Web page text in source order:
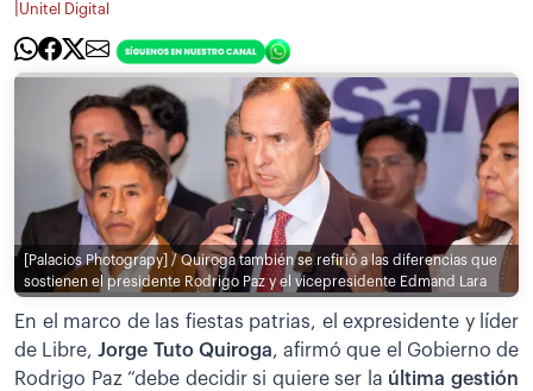
Unitel Digital
[Palacios Photograpy] / Quiroga también se refirió a las diferencias que
sostienen el presidente Rodrigo Paz y el vicepresidente Edmand Lara
En el marco de las fiestas patrias, el expresidente y líder
de Libre,Jorge Tuto Quiroga, afirmó que el Gobierno de
Rodrigo Paz “debe decidir si quiere ser la última gestión